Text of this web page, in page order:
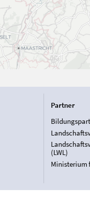
Partner
(LWL)
Ministerium